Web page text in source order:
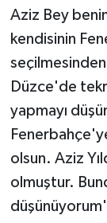
Aziz Bey
kendisinin
Düzce'de
yapmayı
olsun. Aziz
olmuştur.